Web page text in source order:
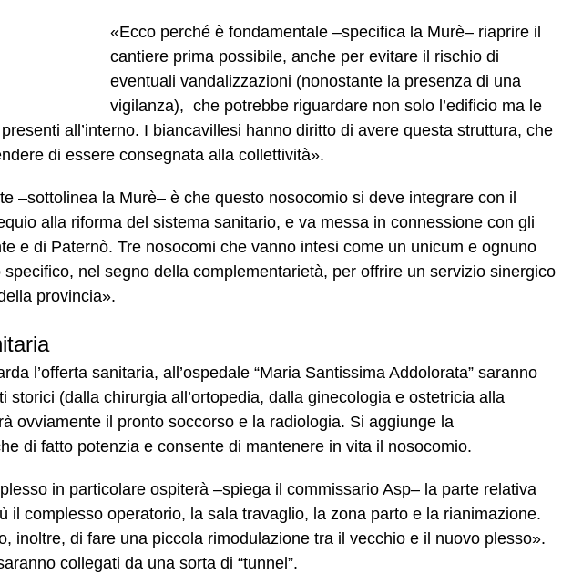
«Ecco perché è fondamentale –specifica la Murè– riaprire il
cantiere prima possibile, anche per evitare il rischio di
eventuali vandalizzazioni (nonostante la presenza di una
vigilanza), che potrebbe riguardare non solo l’edificio ma le
all’interno. I biancavillesi hanno diritto di avere questa struttura, che
di essere consegnata alla collettività».
–sottolinea la Murè– è che questo nosocomio si deve integrare con il
alla riforma del sistema sanitario, e va messa in connessione con gli
e di Paternò. Tre nosocomi che vanno intesi come un unicum e ognuno
nel segno della complementarietà, per offrire un servizio sinergico
provincia».
l’offerta sanitaria, all’ospedale “Maria Santissima Addolorata” saranno
storici (dalla chirurgia all’ortopedia, dalla ginecologia e ostetricia alla
ovviamente il pronto soccorso e la radiologia. Si aggiunge la
di fatto potenzia e consente di mantenere in vita il nosocomio.
in particolare ospiterà –spiega il commissario Asp– la parte relativa
il complesso operatorio, la sala travaglio, la zona parto e la rianimazione.
inoltre, di fare una piccola rimodulazione tra il vecchio e il nuovo plesso».
collegati da una sorta di “tunnel”.